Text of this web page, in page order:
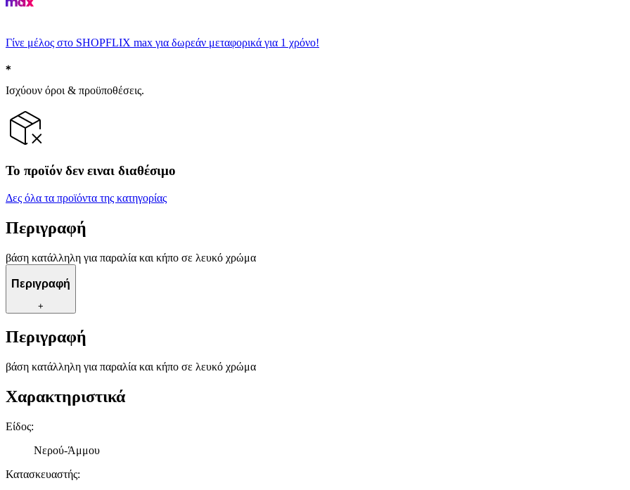
Γίνε μέλος στο SHOPFLIX max για δωρεάν μεταφορικά για 1 χρόνο!
Ισχύουν όροι & προϋποθέσεις.
Το προϊόν δεν ειναι διαθέσιμο
Δες όλα τα προϊόντα της κατηγορίας
Περιγραφή
βάση κατάλληλη για παραλία και κήπο σε λευκό χρώμα
Περιγραφή
+
Περιγραφή
βάση κατάλληλη για παραλία και κήπο σε λευκό χρώμα
Χαρακτηριστικά
Είδος:
Νερού-Άμμου
Κατασκευαστής: